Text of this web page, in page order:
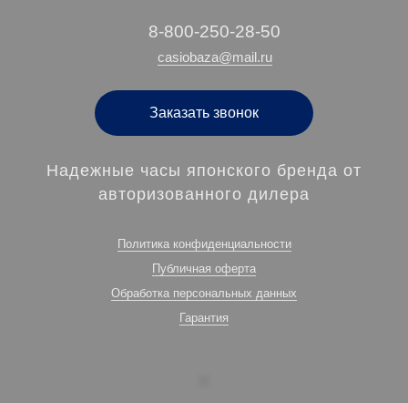
‭8-800-250-28-50
casiobaza@mail.ru
Заказать звонок
Надежные часы японского бренда от
авторизованного дилера
Политика конфиденциальности
Публичная оферта
Обработка персональных данных
Гарантия